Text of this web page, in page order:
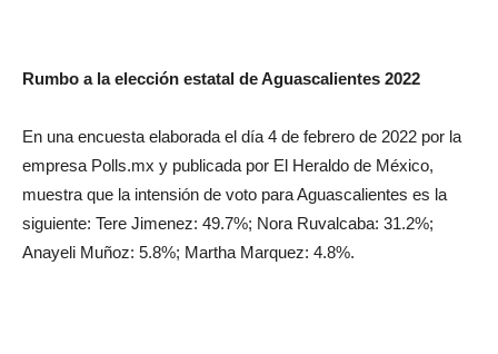
Rumbo a la elección estatal de Aguascalientes 2022
En una encuesta elaborada el día 4 de febrero de 2022 por la
empresa Polls.mx y publicada por El Heraldo de México,
muestra que la intensión de voto para Aguascalientes es la
siguiente: Tere Jimenez: 49.7%; Nora Ruvalcaba: 31.2%;
Anayeli Muñoz: 5.8%; Martha Marquez: 4.8%.